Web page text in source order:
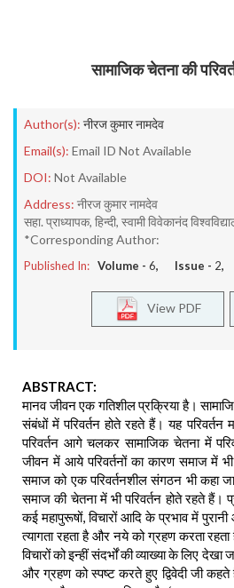
सामाजिक चेतना की
Author(s): नीरज कुमार नामदेव
Email(s): Email ID Not Available
DOI: Not Available
Address: नीरज कुमार नामदेव
सहा. प्राध्यापक, हिन्दी, स्वामी विवेकानंद
*Corresponding Author:
Published In: Volume - 6, Issue - 2,
View PDF
ABSTRACT:
मानव जीवन एक गतिशील प्रक्रिया है।
संबंधों में परिवर्तन होते रहते हैं। यह
परिवर्तन आगे चलकर सामाजिक चेतना में
जीवन में आये परिवर्तनों का कारण समाज में
समाज को एक परिवर्तनशील संगठन भी कहा
समाज की चेतना में भी परिवर्तन होते रहते हैं।
कई महापुरूषों, विचारों आदि के प्रभाव में
त्यागता रहता है और नये को ग्रहण करता रहता
विचारों को इन्हीं संदर्भों की व्याख्या के लिए
और ग्रहण को स्पष्ट करते हुए द्विवेदी जी